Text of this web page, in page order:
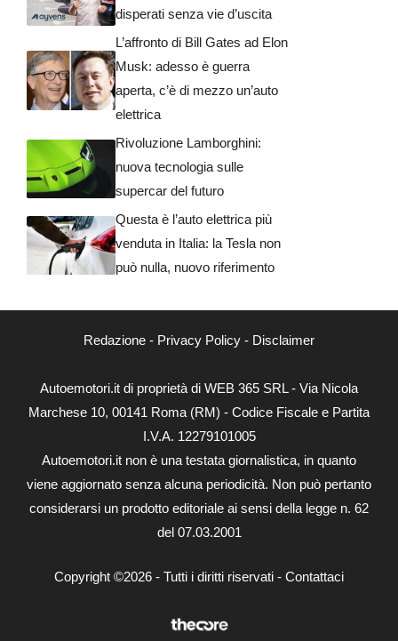
disperati senza vie d’uscita
L’affronto di Bill Gates ad Elon
Musk: adesso è guerra
aperta, c’è di mezzo un’auto
elettrica
Rivoluzione Lamborghini:
nuova tecnologia sulle
supercar del futuro
Questa è l’auto elettrica più
venduta in Italia: la Tesla non
può nulla, nuovo riferimento
Redazione - Privacy Policy - Disclaimer
Autoemotori.it di proprietà di WEB 365 SRL - Via Nicola
Marchese 10, 00141 Roma (RM) - Codice Fiscale e Partita
I.V.A. 12279101005
Autoemotori.it non è una testata giornalistica, in quanto
viene aggiornato senza alcuna periodicità. Non può pertanto
considerarsi un prodotto editoriale ai sensi della legge n. 62
del 07.03.2001
Copyright ©2026 - Tutti i diritti riservati - Contattaci